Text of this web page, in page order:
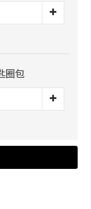
圈包